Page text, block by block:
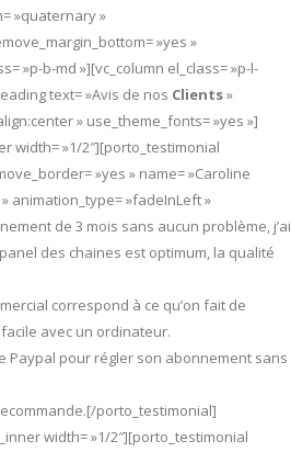
»quaternary »
»yes »
»p-b-md »][vc_column el_class= »p-l-
text= »Avis de nos Clients»
» use_theme_fonts= »yes »]
width= »1/2″][porto_testimonial
»yes » name= »Caroline
animation_type= »fadeInLeft »
de 3 mois sans aucun problème, j’ai
des chaines est optimum, la qualité
correspond à ce qu’on fait de
facile avec un ordinateur.
Paypal pour régler son abonnement sans
porto_testimonial]
width= »1/2″][porto_testimonial